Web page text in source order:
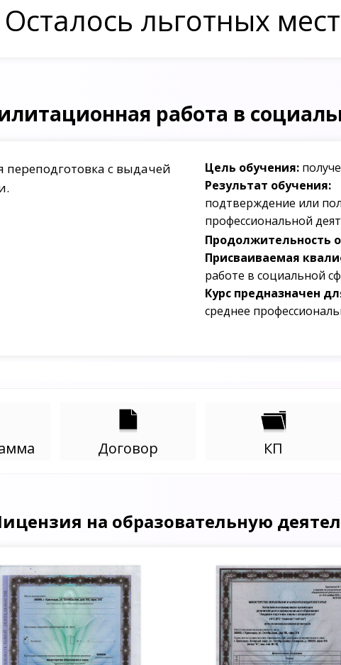
Осталось льготных
работа в
переподготовка с выдачей
Цель обучения:
Результат обучения:
подтверждение или
профессиональной
Продолжительность
Присваиваемая
работе в социальной
Курс предназначен
среднее
Договор КП
на образовательную